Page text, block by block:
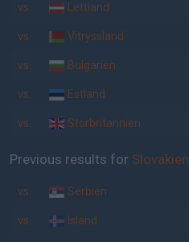
vs. Lettland
vs. Vitryssland
vs. Bulgarien
vs. Estland
vs. Storbritannien
Previous results for Slovakien
vs. Serbien
vs. Island